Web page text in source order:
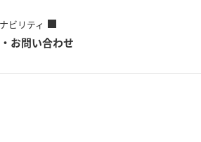
ビリティ
お問い合わせ